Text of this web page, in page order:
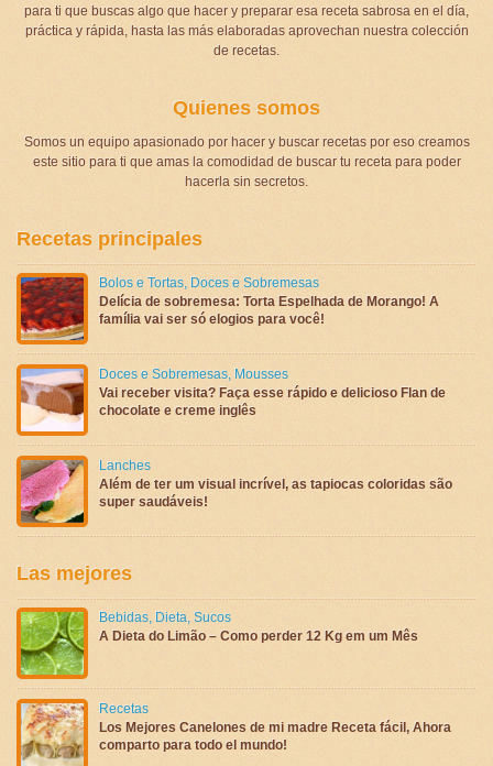
para ti que buscas algo que hacer y preparar esa receta sabrosa en el día,
práctica y rápida, hasta las más elaboradas aprovechan nuestra colección
de recetas.
Quienes somos
Somos un equipo apasionado por hacer y buscar recetas por eso creamos
este sitio para ti que amas la comodidad de buscar tu receta para poder
hacerla sin secretos.
Recetas principales
Bolos e Tortas, Doces e Sobremesas
Delícia de sobremesa: Torta Espelhada de Morango! A
família vai ser só elogios para você!
Doces e Sobremesas, Mousses
Vai receber visita? Faça esse rápido e delicioso Flan de
chocolate e creme inglês
Lanches
Além de ter um visual incrível, as tapiocas coloridas são
super saudáveis!
Las mejores
Bebidas, Dieta, Sucos
A Dieta do Limão – Como perder 12 Kg em um Mês
Recetas
Los Mejores Canelones de mi madre Receta fácil, Ahora
comparto para todo el mundo!